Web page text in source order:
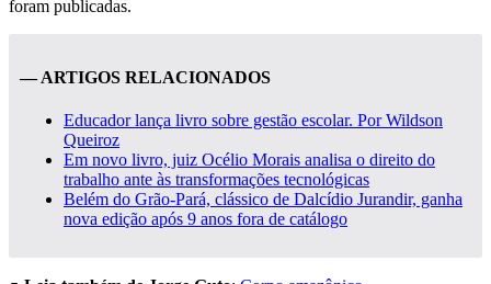
foram publicadas.
— ARTIGOS RELACIONADOS
Educador lança livro sobre gestão escolar. Por Wildson
Queiroz
Em novo livro, juiz Océlio Morais analisa o direito do
trabalho ante às transformações tecnológicas
Belém do Grão-Pará, clássico de Dalcídio Jurandir, ganha
nova edição após 9 anos fora de catálogo